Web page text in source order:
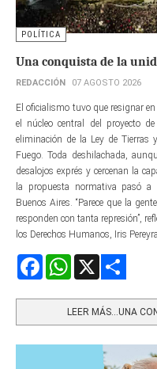
POLÍTICA
Una conquista de la
REDACCIÓN 07 AGOSTO 2026
El oficialismo tuvo que resignar
el núcleo central del proyecto
eliminación de la Ley de Tierras
Fuego. Toda deshilachada,
desalojos exprés y cercenan la
la propuesta normativa pasó a
Buenos Aires. “Parece que la
responden con tanta represión”,
los Derechos Humanos, Iris
FacebookWhatsApp
LEER MÁS…UNA